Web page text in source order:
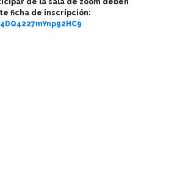
de la sala de zoom deben
ficha de inscripción: